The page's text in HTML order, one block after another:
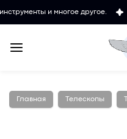
и многое другое.
Главная Телескопы